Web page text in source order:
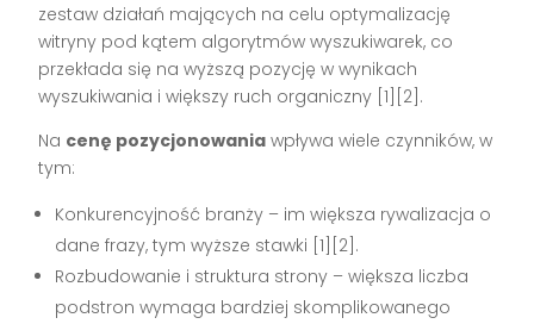
zestaw działań mających na celu optymalizację
witryny pod kątem algorytmów wyszukiwarek, co
przekłada się na wyższą pozycję w wynikach
wyszukiwania i większy ruch organiczny [1][2].
Na cenę pozycjonowania wpływa wiele czynników, w
tym:
Konkurencyjność branży – im większa rywalizacja o
dane frazy, tym wyższe stawki [1][2].
Rozbudowanie i struktura strony – większa liczba
podstron wymaga bardziej skomplikowanego